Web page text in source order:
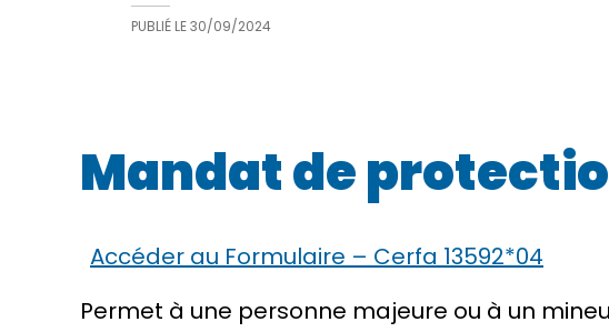
PUBLIÉ LE30/09/2024
Mandat de
Accéder au Formulaire – Cerfa 13592*04
Permet à une personne majeure ou à un